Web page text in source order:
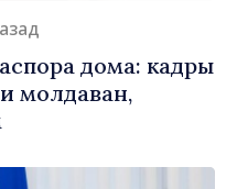
дома: кадры
молдаван,